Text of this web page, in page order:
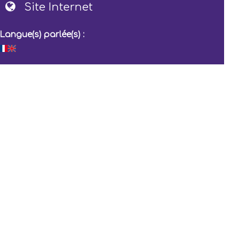
Site Internet
Langue(s) parlée(s) :